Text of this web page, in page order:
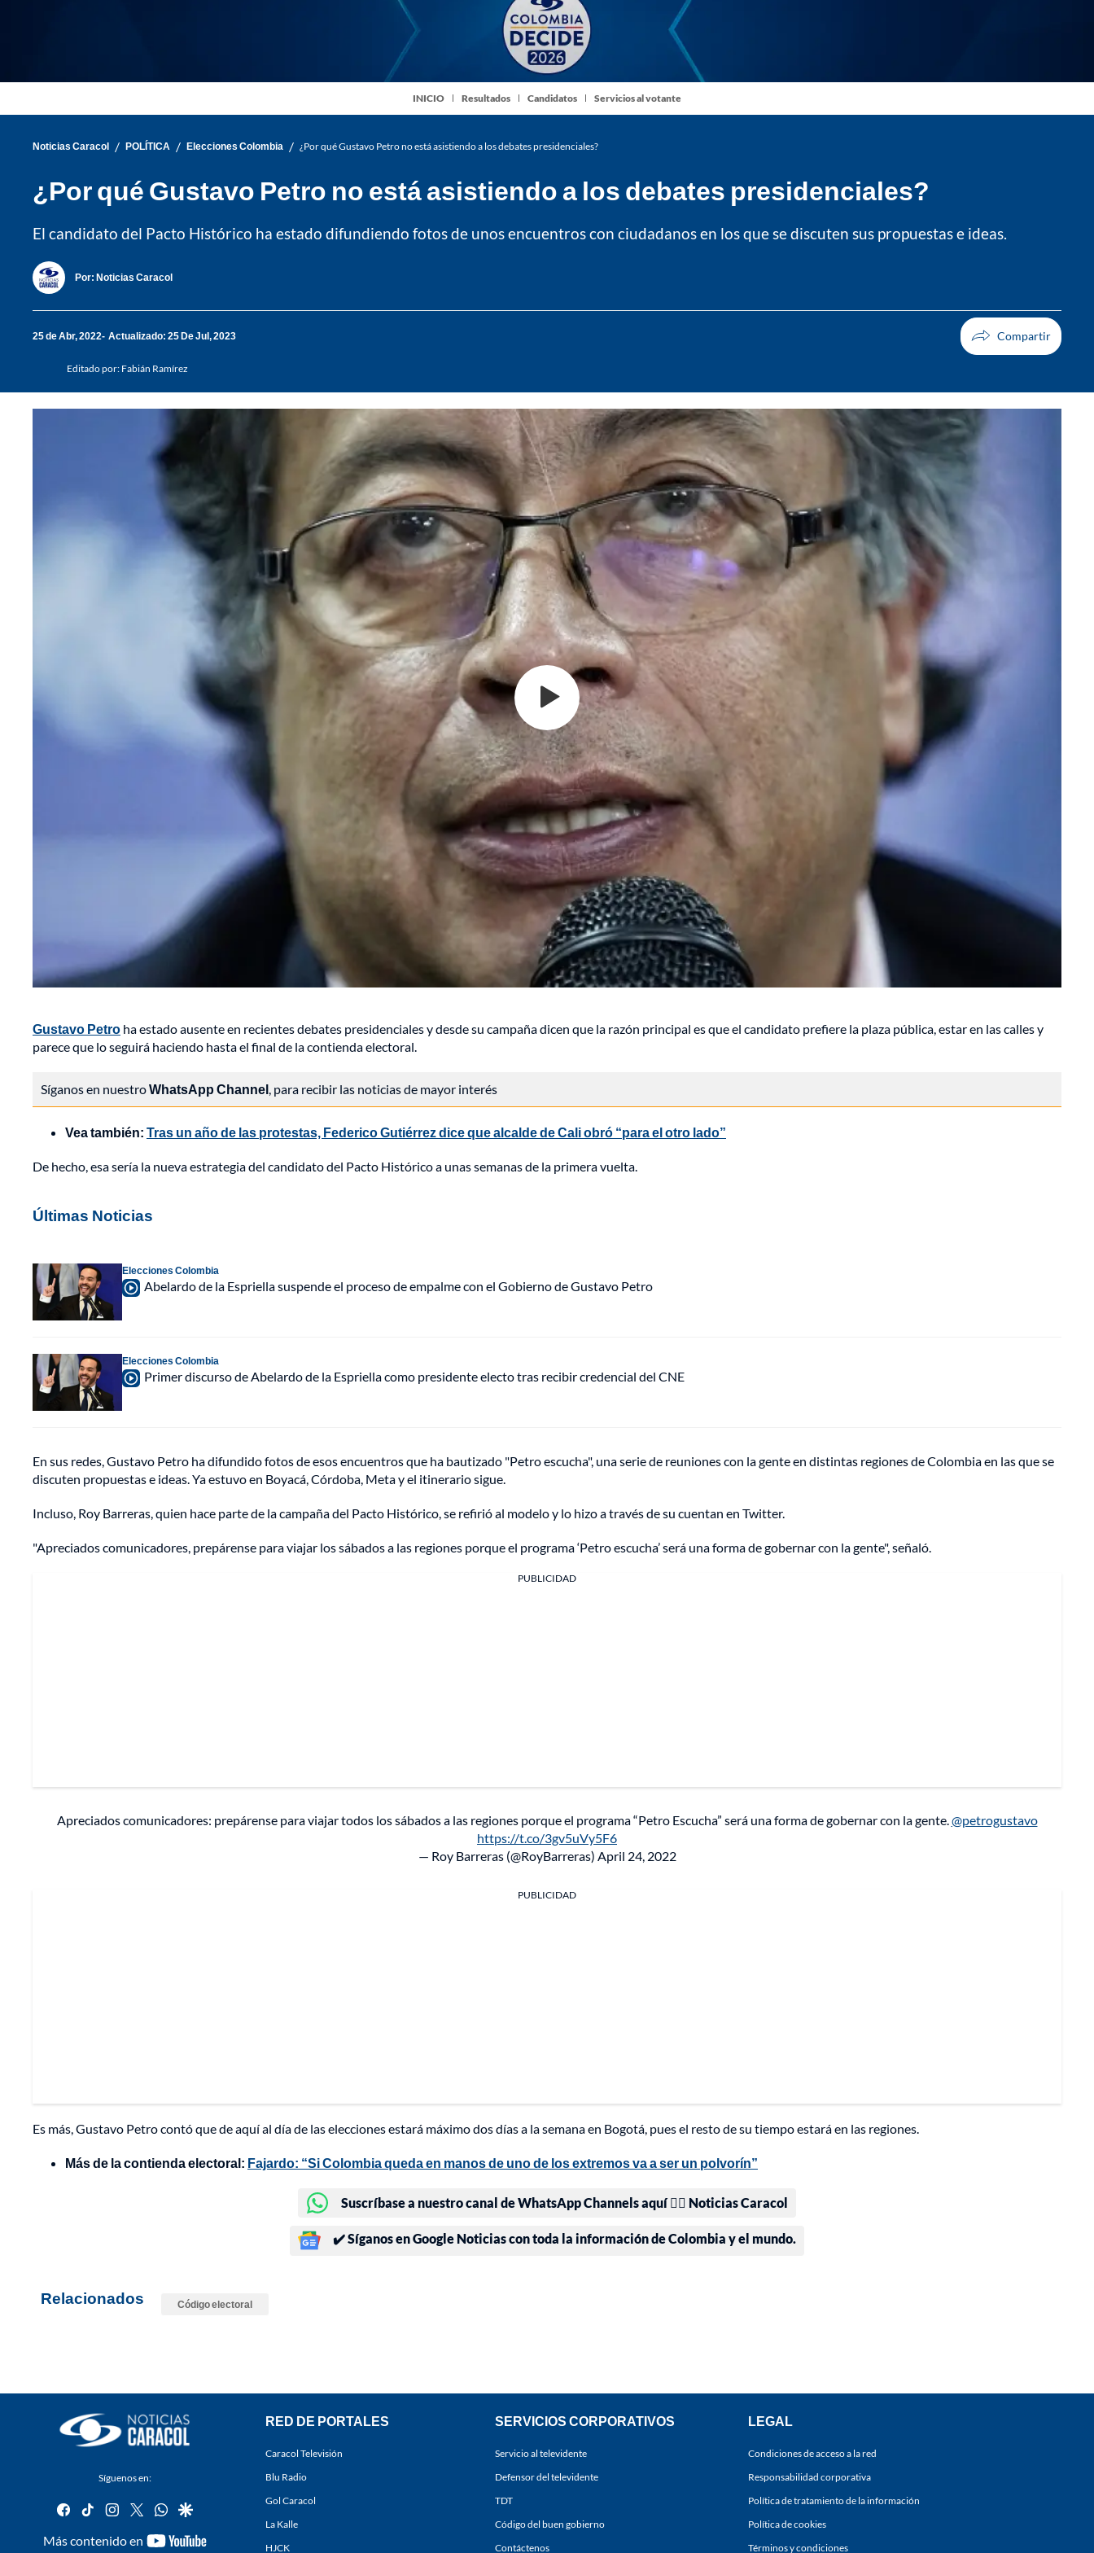
INICIO Resultados Candidatos Servicios al votante
Noticias Caracol / POLÍTICA / Elecciones Colombia / ¿Por qué Gustavo Petro no está asistiendo a los debates presidenciales?
¿Por qué Gustavo Petro no está asistiendo a los debates presidenciales?
El candidato del Pacto Histórico ha estado difundiendo fotos de unos encuentros con ciudadanos en los que se discuten sus propuestas e ideas.
Por: Noticias Caracol
25 de Abr, 2022 Actualizado: 25 De Jul, 2023
Copiar enlace
Telegram
LinkedIn
Editado por: Fabián Ramírez
Gustavo Petro ha estado ausente en recientes debates presidenciales y desde su campaña dicen que la razón principal es que el candidato prefiere la plaza pública, estar en las calles y
parece que lo seguirá haciendo hasta el final de la contienda electoral.
Síganos en nuestroWhatsApp Channel , para recibir las noticias de mayor interés
Vea también: Tras un año de las protestas, Federico Gutiérrez dice que alcalde de Cali obró “para el otro lado”
De hecho, esa sería la nueva estrategia del candidato del Pacto Histórico a unas semanas de la primera vuelta.
Últimas Noticias
Elecciones Colombia
Abelardo de la Espriella suspende el proceso de empalme con el Gobierno de Gustavo Petro
Elecciones Colombia
Primer discurso de Abelardo de la Espriella como presidente electo tras recibir credencial del CNE
En sus redes, Gustavo Petro ha difundido fotos de esos encuentros que ha bautizado "Petro escucha", una serie de reuniones con la gente en distintas regiones de Colombia en las que se
discuten propuestas e ideas. Ya estuvo en Boyacá, Córdoba, Meta y el itinerario sigue.
Incluso, Roy Barreras, quien hace parte de la campaña del Pacto Histórico, se refirió al modelo y lo hizo a través de su cuentan en Twitter.
"Apreciados comunicadores, prepárense para viajar los sábados a las regiones porque el programa ‘Petro escucha’ será una forma de gobernar con la gente", señaló.
PUBLICIDAD
Apreciados comunicadores: prepárense para viajar todos los sábados a las regiones porque el programa “Petro Escucha” será una forma de gobernar con la gente. @petrogustavo
https://t.co/3gv5uVy5F6
— Roy Barreras (@RoyBarreras) April 24, 2022
PUBLICIDAD
Es más, Gustavo Petro contó que de aquí al día de las elecciones estará máximo dos días a la semana en Bogotá, pues el resto de su tiempo estará en las regiones.
Más de la contienda electoral: Fajardo: “Si Colombia queda en manos de uno de los extremos va a ser un polvorín”
Suscríbase a nuestro canal de WhatsApp Channels aquí 👉🏻 Noticias Caracol
✔️ Síganos en Google Noticias con toda la información de Colombia y el mundo.
Relacionados Código electoral
Síguenos en:
facebook
tiktok instagram
twitterwhatsapp
google
Más contenido en
youtube-
RED DE PORTALES
Caracol Televisión
Blu Radio
Gol Caracol
La Kalle
HJCK
SERVICIOS CORPORATIVOS
Servicio al televidente
Defensor del televidente
TDT
Código del buen gobierno
Contáctenos
LEGAL
Condiciones de acceso a la red
Responsabilidad corporativa
Política de tratamiento de la información
Política de cookies
Términos y condiciones